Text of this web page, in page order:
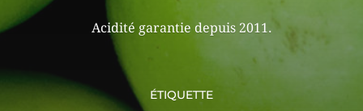
Acidité garantie depuis 2011.
ÉTIQUETTE